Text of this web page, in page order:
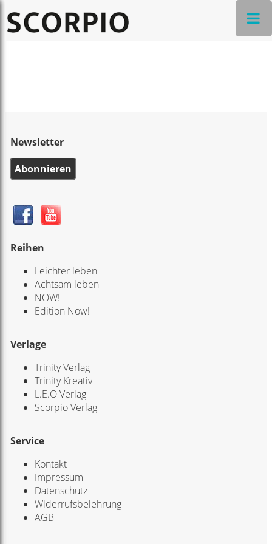
Newsletter
Abonnieren
Reihen
Leichter leben
Achtsam leben
NOW!
Edition Now!
Verlage
Trinity Verlag
Trinity Kreativ
L.E.O Verlag
Scorpio Verlag
Service
Kontakt
Impressum
Datenschutz
Widerrufsbelehrung
AGB